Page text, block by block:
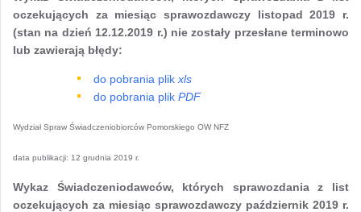
oczekujących za miesiąc sprawozdawczy listopad 2019 r.
(stan na dzień 12.12.2019 r.) nie zostały przesłane terminowo
lub zawierają błędy:
do pobrania plik xls
do pobrania plik PDF
Wydział Spraw Świadczeniobiorców Pomorskiego OW NFZ
data publikacji: 12 grudnia 2019 r.
Wykaz Świadczeniodawców, których sprawozdania z list
oczekujących za miesiąc sprawozdawczy październik 2019 r.